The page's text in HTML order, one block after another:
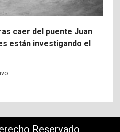
caer del puente Juan
están investigando el
Reservado